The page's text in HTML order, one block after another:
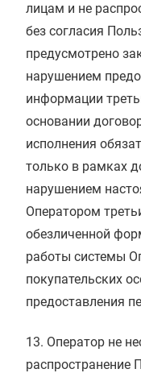
лицам и не
без согласия
предусмотрено
нарушением
информации
основании
исполнения
только в рамках
нарушением
Оператором
обезличенной
работы системы
покупательских
предоставления
13. Оператор не
распространение